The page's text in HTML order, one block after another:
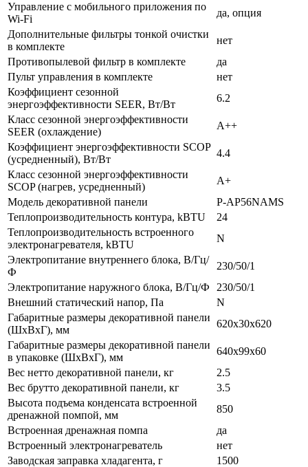
Управление c мобильного приложения по
Wi-Fi
да, опция
Дополнительные фильтры тонкой очистки
в комплекте
нет
Противопылевой фильтр в комплекте
да
Пульт управления в комплекте
нет
Коэффициент сезонной
энергоэффективности SEER, Вт/Вт
6.2
Класс сезонной энергоэффективности
SEER (охлаждение)
A++
Коэффициент энергоэффективности SCOP
(усредненный), Вт/Вт
4.4
Класс сезонной энергоэффективности
SCOP (нагрев, усредненный)
A+
Модель декоративной панели
P-AP56NAMS
Теплопроизводительность контура, kBTU
24
Теплопроизводительность встроенного
электронагревателя, kBTU
N
Электропитание внутреннего блока, В/Гц/
Ф
230/50/1
Электропитание наружного блока, В/Гц/Ф
230/50/1
Внешний статический напор, Па
N
Габаритные размеры декоративной панели
(ШxВxГ), мм
620x30x620
Габаритные размеры декоративной панели
в упаковке (ШxВxГ), мм
640x99x60
Вес нетто декоративной панели, кг
2.5
Вес брутто декоративной панели, кг
3.5
Высота подъема конденсата встроенной
дренажной помпой, мм
850
Встроенная дренажная помпа
да
Встроенный электронагреватель
нет
Заводская заправка хладагента, г
1500